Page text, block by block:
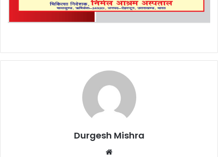
Durgesh Mishra
Website